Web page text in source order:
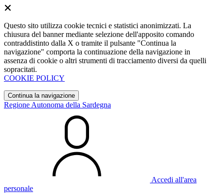
Questo sito utilizza cookie tecnici e statistici anonimizzati. La
chiusura del banner mediante selezione dell'apposito comando
contraddistinto dalla X o tramite il pulsante "Continua la
navigazione" comporta la continuazione della navigazione in
assenza di cookie o altri strumenti di tracciamento diversi da quelli
sopracitati.
COOKIE POLICY
Continua la navigazione
Regione Autonoma della Sardegna
Accedi all'area
personale